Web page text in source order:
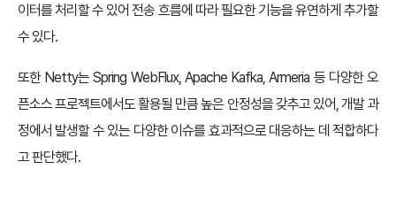
이터를 처리할 수 있어 전송 흐름에 따라 필요한 기능을 유연하게 추가할
수 있다.
또한 Netty는 Spring WebFlux, Apache Kafka, Armeria 등 다양한 오
픈소스 프로젝트에서도 활용될 만큼 높은 안정성을 갖추고 있어, 개발 과
정에서 발생할 수 있는 다양한 이슈를 효과적으로 대응하는 데 적합하다
고 판단했다.